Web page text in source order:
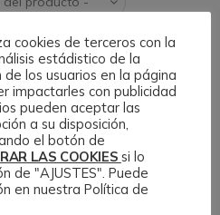
cookies de terceros con la
estádistico de la
los usuarios en la página
impactarles con publicidad
pueden aceptar las
a su disposición,
el botón de
LAS COOKIES si lo
de "AJUSTES". Puede
en nuestra Política de